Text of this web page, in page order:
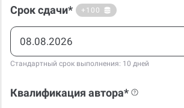
Срок сдачи* +100
Стандартный срок выполнения: 10 дней
Квалификация автора*